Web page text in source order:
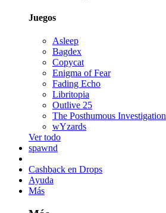
Juegos
Asleep
Bagdex
Copycat
Enigma of Fear
Fading Echo
Libritopia
Outlive 25
The Posthumous Investigation
wYzards
Ver todo
spawnd
Cashback en Drops
Ayuda
Más